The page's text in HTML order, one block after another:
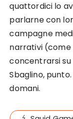
quattordici lo
parlarne con
campagne
narrativi (come
concentrarsi su
Sbaglino,
domani.